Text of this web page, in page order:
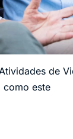
de
como este